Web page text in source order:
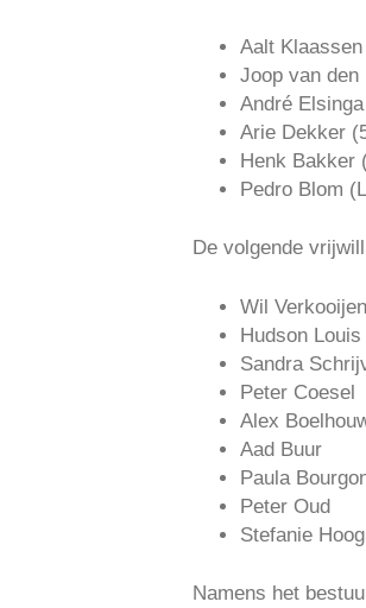
Aalt
Joop van den
André
Arie Dekker
Henk Bakker
Pedro Blom
De volgende
Wil Verkooijen
Hudson Louis
Sandra
Peter Coesel
Alex
Aad Buur
Paula
Peter Oud
Stefanie
Namens het